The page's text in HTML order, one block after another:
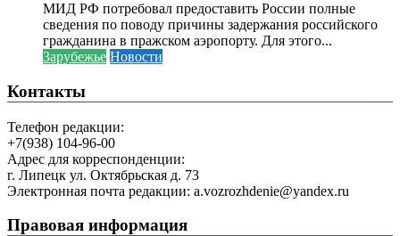
МИД РФ потребовал предоставить России полные
сведения по поводу причины задержания российского
гражданина в пражском аэропорту. Для этого...
Зарубежье Новости
Контакты
Телефон редакции:
+7(938) 104-96-00
Адрес для корреспонденции:
г. Липецк ул. Октябрьская д. 73
Электронная почта редакции: a.vozrozhdenie@yandex.ru
Правовая информация